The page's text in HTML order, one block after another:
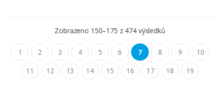
Zobrazeno 150–175 z 474 výsledků
1 2 3 4 5 6 7 8 9
10
11
12 13 14 15 16 17 18 19